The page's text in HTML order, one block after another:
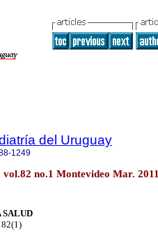
del Uruguay
1249
no.1 Montevideo Mar. 2011
SALUD